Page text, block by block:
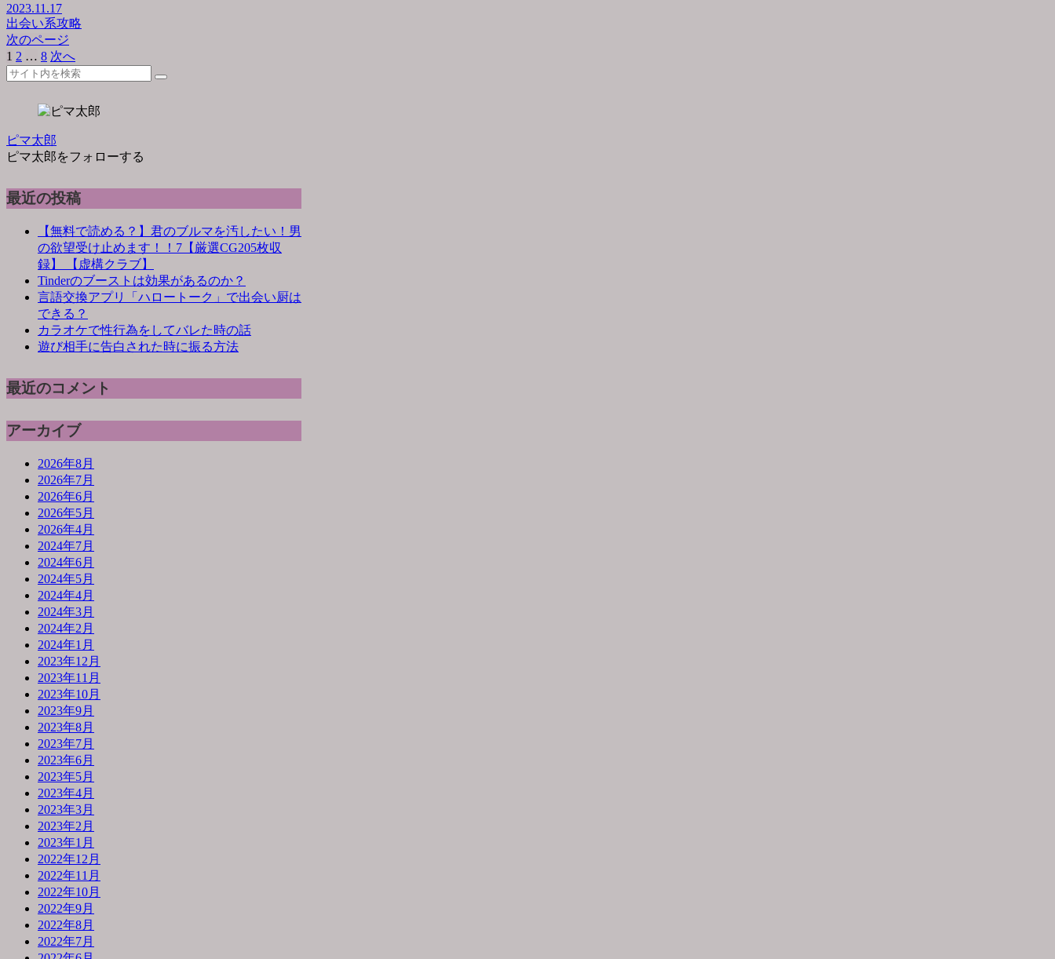
2023.11.17
出会い系攻略
次のページ
1 2 … 8 次へ
ピマ太郎
ピマ太郎をフォローする
最近の投稿
【無料で読める？】君のブルマを汚したい！男
の欲望受け止めます！！7【厳選CG205枚収
録】 【虚構クラブ】
Tinderのブーストは効果があるのか？
言語交換アプリ「ハロートーク」で出会い厨は
できる？
カラオケで性行為をしてバレた時の話
遊び相手に告白された時に振る方法
最近のコメント
アーカイブ
2026年8月
2026年7月
2026年6月
2026年5月
2026年4月
2024年7月
2024年6月
2024年5月
2024年4月
2024年3月
2024年2月
2024年1月
2023年12月
2023年11月
2023年10月
2023年9月
2023年8月
2023年7月
2023年6月
2023年5月
2023年4月
2023年3月
2023年2月
2023年1月
2022年12月
2022年11月
2022年10月
2022年9月
2022年8月
2022年7月